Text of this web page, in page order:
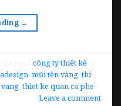
→
Taggedcông ty thiết kế
,mũi tên vàng ,thi
,thiet ke quan ca phe
Leave a comment